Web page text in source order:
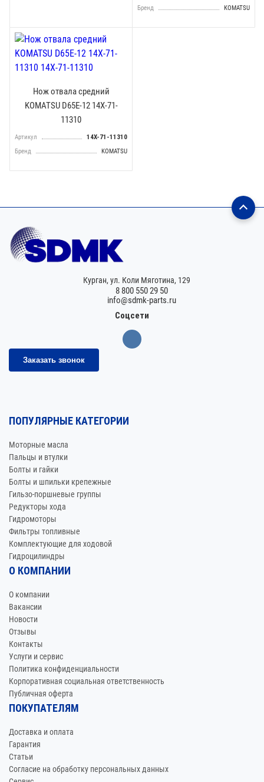
Бренд
KOMATSU
Нож отвала средний
KOMATSU D65E-12 14X-71-
11310
Артикул
14X-71-11310
Бренд
KOMATSU
Курган, ул. Коли Мяготина, 129
8 800 550 29 50
info@sdmk-parts.ru
Соцсети
Заказать звонок
ПОПУЛЯРНЫЕ КАТЕГОРИИ
Моторные масла
Пальцы и втулки
Болты и гайки
Болты и шпильки крепежные
Гильзо-поршневые группы
Редукторы хода
Гидромоторы
Фильтры топливные
Комплектующие для ходовой
Гидроцилиндры
О КОМПАНИИ
О компании
Вакансии
Новости
Отзывы
Контакты
Услуги и сервис
Политика конфиденциальности
Корпоративная социальная ответственность
Публичная оферта
ПОКУПАТЕЛЯМ
Доставка и оплата
Гарантия
Статьи
Согласие на обработку персональных данных